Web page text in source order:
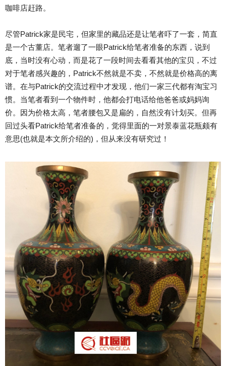
咖啡店赶路。
尽管Patrick家是民宅，但家里的藏品还是让笔者吓了一套，简直
是一个古董店。笔者遛了一眼Patrick给笔者准备的东西，说到
底，当时没有心动，而是花了一段时间去看看其他的宝贝，不过
对于笔者感兴趣的，Patrick不然就是不卖，不然就是价格高的离
谱。在与Patrick的交流过程中才发现，他们一家三代都有淘宝习
惯。当笔者看到一个物件时，他都会打电话给他爸爸或妈妈询
价。因为价格太高，笔者腰包又是扁的，自然没有计划买。但再
回过头看Patrick给笔者准备的，觉得里面的一对景泰蓝花瓶颇有
意思(也就是本文所介绍的)，但从来没有研究过！